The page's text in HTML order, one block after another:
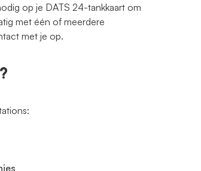
op je DATS 24-tankkaart om
met één of meerdere
met je op.